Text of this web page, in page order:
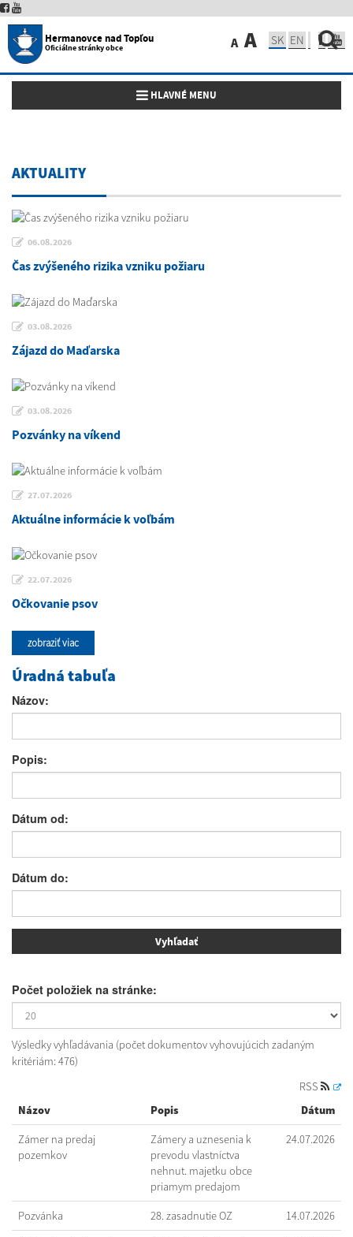
Hermanovce nad Topľou
Oficiálne stránky obce A A SK EN
Toggle navigation
HLAVNÉ MENU
AKTUALITY
06.08.2026
Čas zvýšeného rizika vzniku požiaru
03.08.2026
Zájazd do Maďarska
03.08.2026
Pozvánky na víkend
27.07.2026
Aktuálne informácie k voľbám
22.07.2026
Očkovanie psov
zobraziť viac
Úradná tabuľa
Názov:
Popis:
Dátum od:
Dátum do:
Počet položiek na stránke:
Výsledky vyhľadávania (počet dokumentov vyhovujúcich zadaným
kritériám: 476)
RSS
Názov
Popis Dátum
Zámer na predaj
pozemkov
Zámery a uznesenia k
prevodu vlastníctva
nehnut. majetku obce
priamym predajom
24.07.2026
Pozvánka 28. zasadnutie OZ 14.07.2026